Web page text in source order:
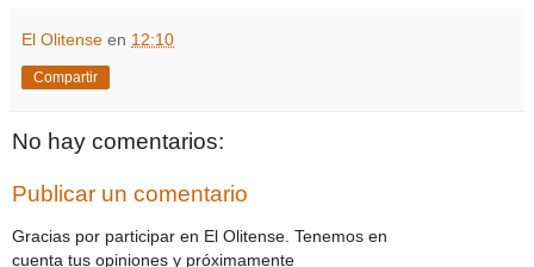
El Olitense en 12:10
Compartir
No hay comentarios:
Publicar un comentario
Gracias por participar en El Olitense. Tenemos en
cuenta tus opiniones y próximamente